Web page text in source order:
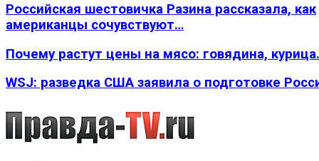
Российская шестовичка Разина рассказала, как
американцы сочувствуют…
Почему растут цены на мясо: говядина,
WSJ: разведка США заявила о подготовке